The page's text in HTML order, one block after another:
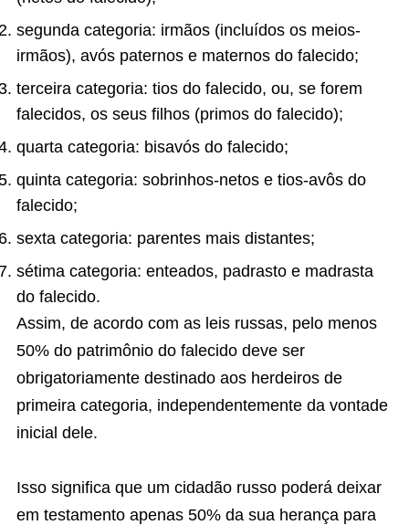
segunda categoria: irmãos (incluídos os meios-
irmãos), avós paternos e maternos do falecido;
terceira categoria: tios do falecido, ou, se forem
falecidos, os seus filhos (primos do falecido);
quarta categoria: bisavós do falecido;
quinta categoria: sobrinhos-netos e tios-avôs do
falecido;
sexta categoria: parentes mais distantes;
sétima categoria: enteados, padrasto e madrasta
do falecido.
Assim, de acordo com as leis russas, pelo menos
50% do patrimônio do falecido deve ser
obrigatoriamente destinado aos herdeiros de
primeira categoria, independentemente da vontade
inicial dele.
Isso significa que um cidadão russo poderá deixar
em testamento apenas 50% da sua herança para